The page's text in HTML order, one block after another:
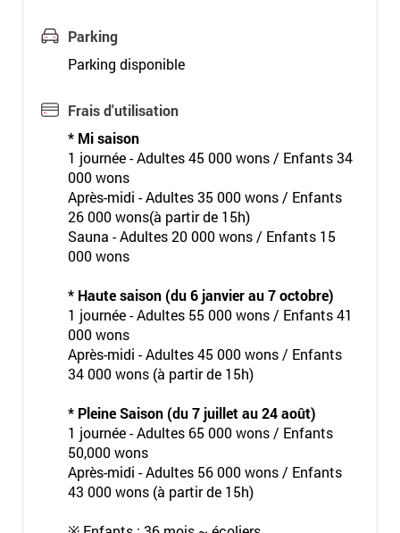
Parking
Parking disponible
Frais d'utilisation
* Mi saison
1 journée - Adultes 45 000 wons / Enfants 34
000 wons
Après-midi - Adultes 35 000 wons / Enfants
26 000 wons(à partir de 15h)
Sauna - Adultes 20 000 wons / Enfants 15
000 wons
* Haute saison (du 6 janvier au 7 octobre)
1 journée - Adultes 55 000 wons / Enfants 41
000 wons
Après-midi - Adultes 45 000 wons / Enfants
34 000 wons (à partir de 15h)
* Pleine Saison (du 7 juillet au 24 août)
1 journée - Adultes 65 000 wons / Enfants
50,000 wons
Après-midi - Adultes 56 000 wons / Enfants
43 000 wons (à partir de 15h)